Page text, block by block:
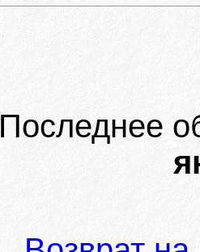
Последнее